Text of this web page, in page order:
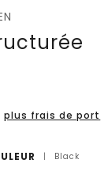
plus frais de port
| Black